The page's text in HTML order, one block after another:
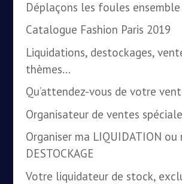
Déplaçons les foules ensemble
Catalogue Fashion Paris 2019
Liquidations, destockages,
thèmes…
Qu’attendez-vous de votre
Organisateur de ventes
Organiser ma LIQUIDATION ou
DESTOCKAGE
Votre liquidateur de stock,